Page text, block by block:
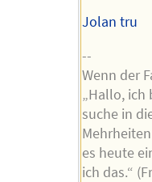
Jolan tru
--
Wenn der
„Hallo, ich
suche in
es heute
ich das.“